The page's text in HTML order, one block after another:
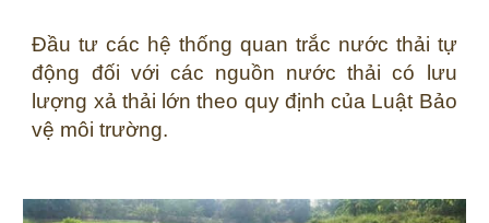
Đầu tư các hệ thống quan trắc nước thải tự
động đối với các nguồn nước thải có lưu
lượng xả thải lớn theo quy định của Luật Bảo
vệ môi trường.